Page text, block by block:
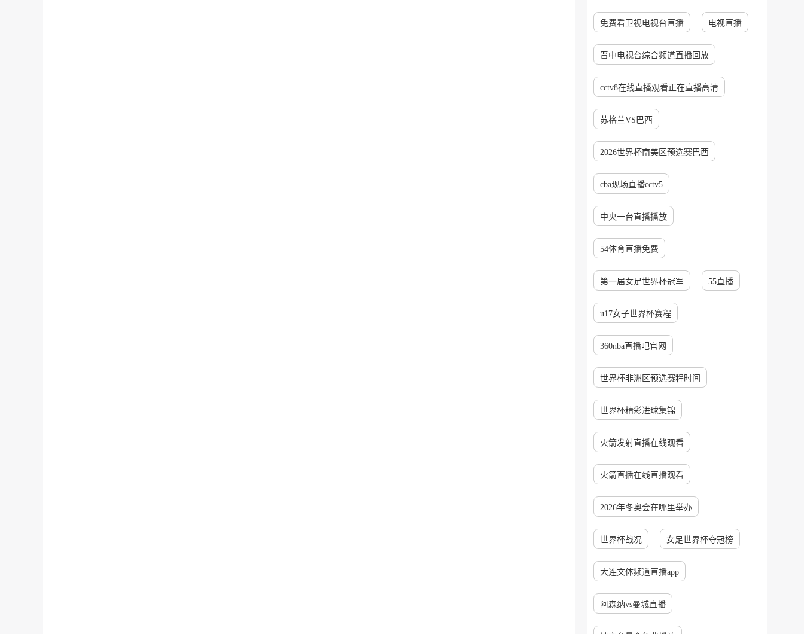
免费看卫视电视台直播 电视直播
晋中电视台综合频道直播回放
cctv8在线直播观看正在直播高清
苏格兰VS巴西
2026世界杯南美区预选赛巴西
cba现场直播cctv5
中央一台直播播放
54体育直播免费
第一届女足世界杯冠军 55直播
u17女子世界杯赛程
360nba直播吧官网
世界杯非洲区预选赛程时间
世界杯精彩进球集锦
火箭发射直播在线观看
火箭直播在线直播观看
2026年冬奥会在哪里举办
世界杯战况 女足世界杯夺冠榜
大连文体频道直播app
阿森纳vs曼城直播